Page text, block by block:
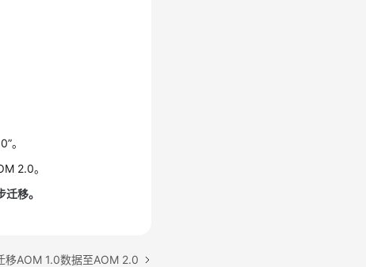
。
2.0。
移。
移AOM 1.0数据至AOM 2.0